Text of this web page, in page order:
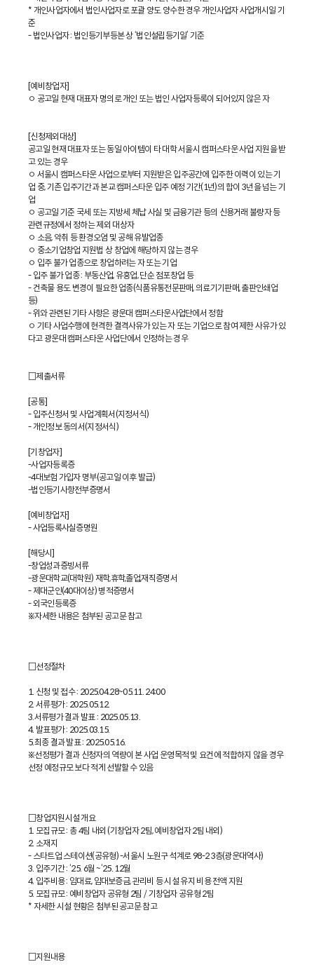
* 개인사업자에서 법인사업자로 포괄 양도 양수한 경우 개인사업자 사업개시일 기
준
- 법인사업자 : 법인등기부등본 상 ‘법인설립등기일’ 기준
[예비창업자]
ㅇ 공고일 현재 대표자 명의로 개인 또는 법인 사업자등록이 되어있지 않은 자
[신청제외대상]
공고일 현재 대표자 또는 동일 아이템이 타 대학 서울시 캠퍼스타운 사업 지원을 받
고 있는 경우
ㅇ 서울시 캠퍼스타운 사업으로부터 지원받은 입주공간에 입주한 이력이 있는 기
업 중, 기존 입주기간과 본교 캠퍼스타운 입주 예정 기간(1년)의 합이 3년을 넘는 기
업
ㅇ 공고일 기준 국세 또는 지방세 체납 사실 및 금융기관 등의 신용거래 불량자 등
관련규정에서 정하는 제외 대상자
ㅇ 소음, 악취 등 환경오염 및 공해 유발업종
ㅇ 중소기업창업 지원법 상 창업에 해당하지 않는 경우
ㅇ 입주 불가 업종으로 창업하려는 자 또는 기업
- 입주 불가 업종 : 부동산업, 유흥업, 단순 점포창업 등
- 건축물 용도 변경이 필요한 업종(식품유통전문판매, 의료기기판매, 출판인쇄업
등)
- 위와 관련된 기타 사항은 광운대 캠퍼스타운사업단에서 정함
ㅇ 기타 사업수행에 현격한 결격사유가 있는 자 또는 기업으로 참여 제한 사유가 있
다고 광운대 캠퍼스타운 사업단에서 인정하는 경우
□제출서류
[공통]
- 입주신청서 및 사업계획서(지정서식)
- 개인정보 동의서(지정서식)
[기창업자]
-사업자등록증
-4대보험 가입자 명부(공고일 이후 발급)
-법인등기사항전부증명서
[예비창업자]
- 사업등록사실증명원
[해당시]
-창업성과증빙서류
-광운대학교(대학원) 재학,휴학,졸업,재직증명서
- 제대군인(40대이상) 병적증명서
- 외국인등록증
※자세한 내용은 첨부된 공고문 참고
□선정절차
1. 신청 및 접수 : 2025.04.28~05.11. 24:00
2. 서류평가 : 2025.05.12.
3.서류평가 결과 발표 : 2025.05.13.
4. 발표평가 : 2025.03.15.
5.최종 결과 발표 : 2025.05.16.
※선정평가 결과 신청자의 역량이 본 사업 운영목적 및 요건에 적합하지 않을 경우
선정 예정규모 보다 적게 선발할 수 있음
□창업지원시설 개요
1. 모집규모 : 총 4팀 내외 (기창업자 2팀, 예비창업자 2팀 내외)
2. 소재지
- 스타트업 스테이션(공유형) -서울시 노원구 석계로 98-2 3층(광운대역사)
3. 입주기간 : ‘25. 6월 ~‘25. 12월
4. 입주비용 : 임대료, 임대보증금, 관리비 등 시설 유지 비용 전액 지원
5. 모집규모 : 예비창업자 공유형 2팀 / 기창업자 공유형 2팀
* 자세한 시설 현황은 첨부된 공고문 참고
□지원내용